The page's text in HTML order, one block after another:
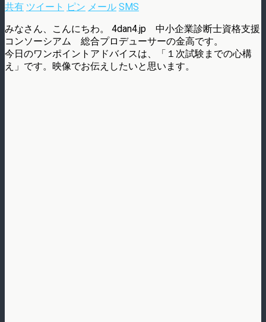
共有 ツイート ピン メール SMS
みなさん、こんにちわ。 4dan4.jp 中小企業診断士資格支援
コンソーシアム 総合プロデューサーの金高です。
今日のワンポイントアドバイスは、「１次試験までの心構
え」です。映像でお伝えしたいと思います。